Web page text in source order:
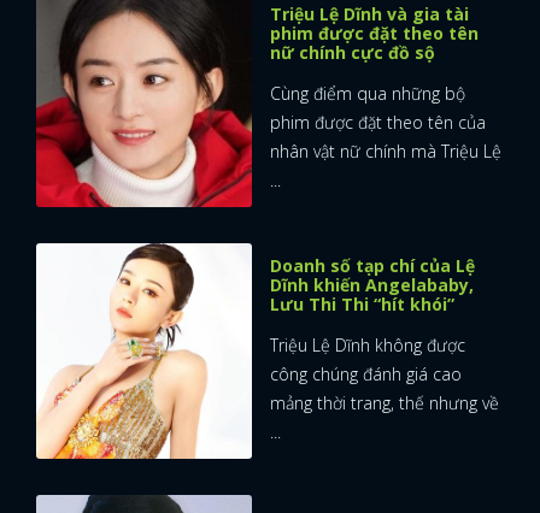
Triệu Lệ Dĩnh và gia tài
phim được đặt theo tên
nữ chính cực đồ sộ
Cùng điểm qua những bộ
phim được đặt theo tên của
nhân vật nữ chính mà Triệu Lệ
...
Doanh số tạp chí của Lệ
Dĩnh khiến Angelababy,
Lưu Thi Thi “hít khói”
Triệu Lệ Dĩnh không được
công chúng đánh giá cao
mảng thời trang, thế nhưng về
...